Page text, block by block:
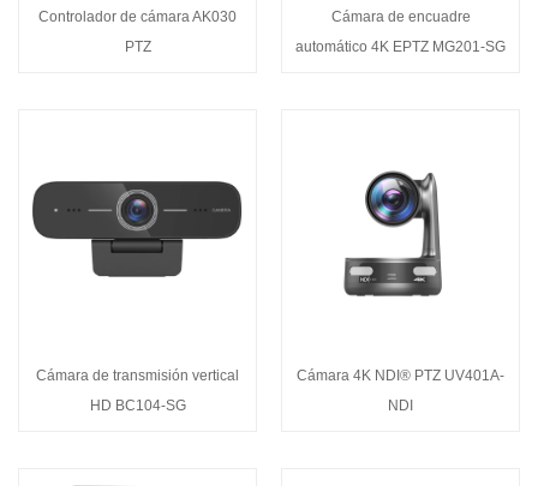
Controlador de cámara AK030
PTZ
Cámara de encuadre
automático 4K EPTZ MG201-SG
Cámara de transmisión vertical
HD BC104-SG
Cámara 4K NDI® PTZ UV401A-
NDI